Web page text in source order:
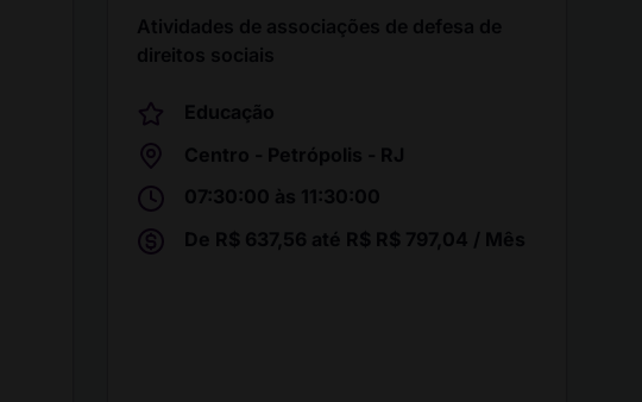
Atividades de associações de defesa de
direitos sociais
Educação
Centro - Petrópolis - RJ
07:30:00 às 11:30:00
De R$ 637,56 até R$ R$ 797,04 / Mês